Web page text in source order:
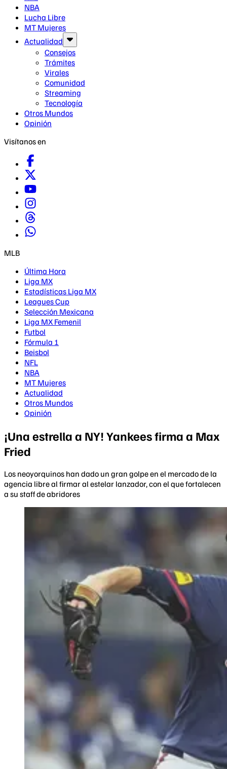
NBA
Lucha Libre
MT Mujeres
Actualidad
Consejos
Trámites
Virales
Comunidad
Streaming
Tecnología
Otros Mundos
Opinión
Visítanos en
MLB
Última Hora
Liga MX
Estadísticas Liga MX
Leagues Cup
Selección Mexicana
Liga MX Femenil
Futbol
Fórmula 1
Beisbol
NFL
NBA
MT Mujeres
Actualidad
Otros Mundos
Opinión
¡Una estrella a NY! Yankees firma a Max
Fried
Los neoyorquinos han dado un gran golpe en el mercado de la
agencia libre al firmar al estelar lanzador, con el que fortalecen
a su staff de abridores